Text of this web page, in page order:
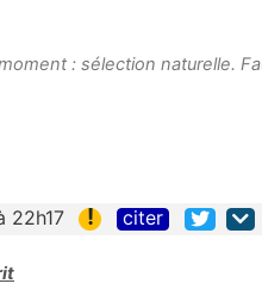
: sélection naturelle.
22h17 ! citer